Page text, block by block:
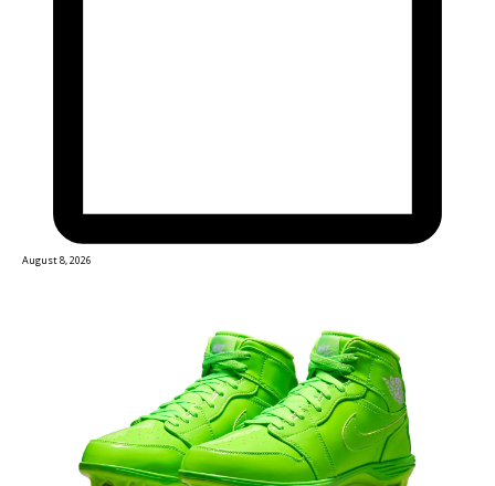
August 8, 2026